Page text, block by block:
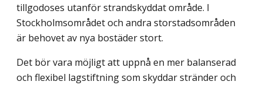
tillgodoses utanför strandskyddat område. I
Stockholmsområdet och andra storstadsområden
är behovet av nya bostäder stort.
Det bör vara möjligt att uppnå en mer balanserad
och flexibel lagstiftning som skyddar stränder och